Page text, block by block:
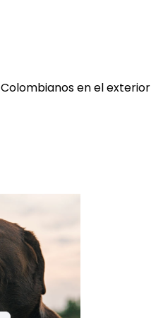
Colombianos en el exterior